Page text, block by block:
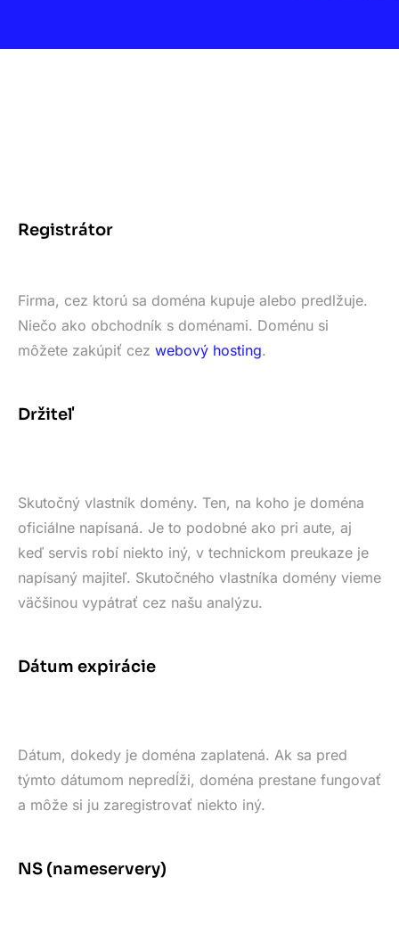
Registrátor
Firma, cez ktorú sa doména kupuje alebo predlžuje.
Niečo ako obchodník s doménami. Doménu si
môžete zakúpiť cez webový hosting.
Držiteľ
Skutočný vlastník domény. Ten, na koho je doména
oficiálne napísaná. Je to podobné ako pri aute, aj
keď servis robí niekto iný, v technickom preukaze je
napísaný majiteľ. Skutočného vlastníka domény vieme
väčšinou vypátrať cez našu analýzu.
Dátum expirácie
Dátum, dokedy je doména zaplatená. Ak sa pred
týmto dátumom nepredĺži, doména prestane fungovať
a môže si ju zaregistrovať niekto iný.
NS (nameservery)